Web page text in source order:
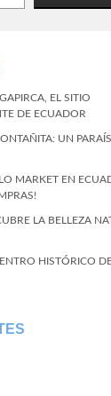
EL SITIO
DE ECUADOR
UN
MARKET EN
LA BELLEZA
HISTÓRICO